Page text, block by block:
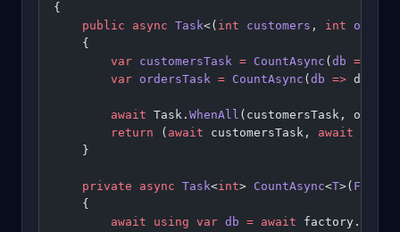
{
    public
async Task<( int customers , int orders
    {
        var
customersTask = CountAsync ( db =>
        var
ordersTask = CountAsync ( db =>
        await
Task. WhenAll (customersTask,
        return
( await customersTask, await
    }
    private
async Task<int> CountAsync<T>( Func
    {
        await
using var db = await factory.